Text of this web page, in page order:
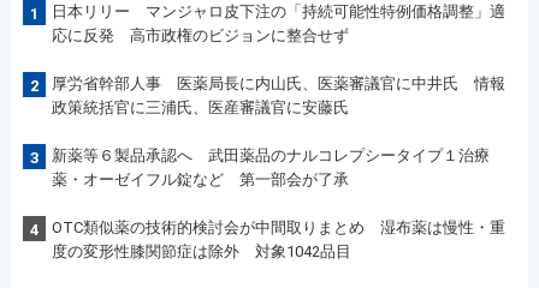
1
日本リリー マンジャロ皮下注の「持続可能性特例価格調整」適
応に反発 高市政権のビジョンに整合せず
2
厚労省幹部人事 医薬局長に内山氏、医薬審議官に中井氏 情報
政策統括官に三浦氏、医産審議官に安藤氏
3
新薬等６製品承認へ 武田薬品のナルコレプシータイプ１治療
薬・オーゼイフル錠など 第一部会が了承
4
OTC類似薬の技術的検討会が中間取りまとめ 湿布薬は慢性・重
度の変形性膝関節症は除外 対象1042品目